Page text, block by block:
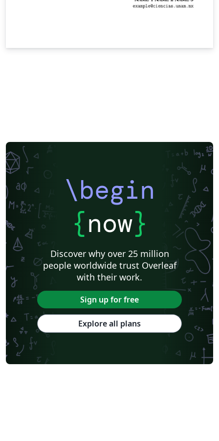
\begin
{now}
Discover why over 25 million
people worldwide trust Overleaf
with their work.
Sign up for free
Explore all plans